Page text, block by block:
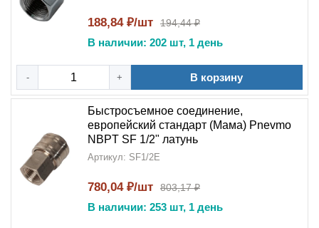
188,84 ₽/шт 194,44 ₽
В наличии: 202 шт, 1 день
- + В корзину
Быстросъемное соединение,
европейский стандарт (Мама) Pnevmo
NBPT SF 1/2" латунь
Артикул: SF1/2E
780,04 ₽/шт 803,17 ₽
В наличии: 253 шт, 1 день